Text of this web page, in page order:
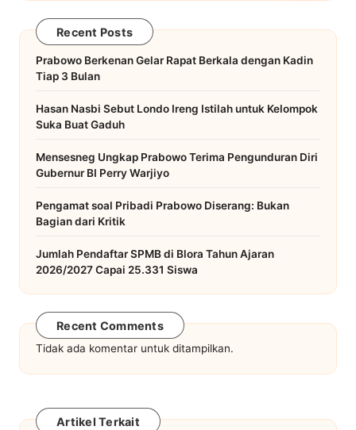
Recent Posts
Prabowo Berkenan Gelar Rapat Berkala dengan Kadin
Tiap 3 Bulan
Hasan Nasbi Sebut Londo Ireng Istilah untuk Kelompok
Suka Buat Gaduh
Mensesneg Ungkap Prabowo Terima Pengunduran Diri
Gubernur BI Perry Warjiyo
Pengamat soal Pribadi Prabowo Diserang: Bukan
Bagian dari Kritik
Jumlah Pendaftar SPMB di Blora Tahun Ajaran
2026/2027 Capai 25.331 Siswa
Recent Comments
Tidak ada komentar untuk ditampilkan.
Artikel Terkait